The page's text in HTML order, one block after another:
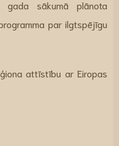
gada sākumā plānota
par ilgtspējīgu
attīstību ar Eiropas